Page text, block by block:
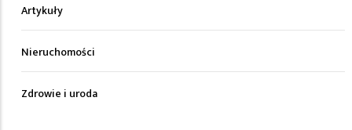
Artykuły
Nieruchomości
Zdrowie i uroda